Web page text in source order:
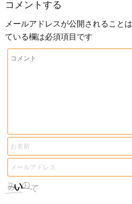
コメントする
メールアドレスが公開されること
ている欄は必須項目です